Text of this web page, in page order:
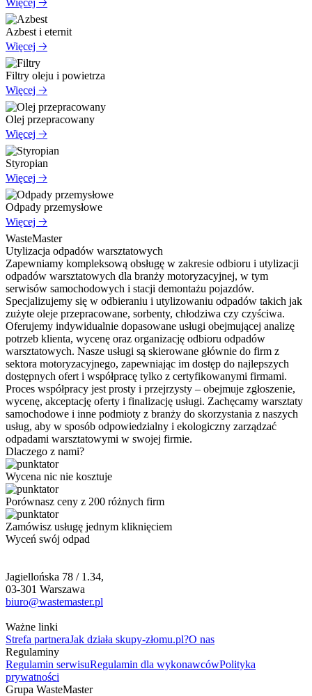
Azbest i eternit
Więcej 🡢
Filtry oleju i powietrza
Więcej 🡢
Olej przepracowany
Więcej 🡢
Styropian
Więcej 🡢
Odpady przemysłowe
Więcej 🡢
WasteMaster
Utylizacja odpadów warsztatowych
Zapewniamy kompleksową obsługę w zakresie odbioru i utylizacji
odpadów warsztatowych dla branży motoryzacyjnej, w tym
serwisów samochodowych i stacji demontażu pojazdów.
Specjalizujemy się w odbieraniu i utylizowaniu odpadów takich jak
zużyte oleje przepracowane, sorbenty, chłodziwa czy czyściwa.
Oferujemy indywidualnie dopasowane usługi obejmującej analizę
potrzeb klienta, wycenę oraz organizację odbioru odpadów
warsztatowych. Nasze usługi są skierowane głównie do firm z
sektora motoryzacyjnego, zapewniając im dostęp do najlepszych
dostępnych ofert i współpracę tylko z certyfikowanymi firmami.
Proces współpracy jest prosty i przejrzysty – obejmuje zgłoszenie,
wycenę, akceptację oferty i finalizację usługi. Zachęcamy warsztaty
samochodowe i inne podmioty z branży do skorzystania z naszych
usług, aby w sposób odpowiedzialny i ekologiczny zarządzać
odpadami warsztatowymi w swojej firmie.
Dlaczego z nami?
Wycena nic nie kosztuje
Porównasz ceny z 200 różnych firm
Zamówisz usługę jednym kliknięciem
Wyceń swój odpad
Jagiellońska 78 / 1.34,
03-301 Warszawa
biuro@wastemaster.pl
Ważne linki
Strefa partneraJak działa skupy-złomu.pl?O nas
Regulaminy
Regulamin serwisuRegulamin dla wykonawcówPolityka
prywatności
Grupa WasteMaster